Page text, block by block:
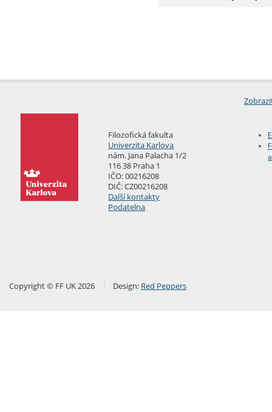
Filozofická fakulta
Univerzita Karlova
nám. Jana Palacha 1/2
116 38 Praha 1
IČO: 00216208
DIČ: CZ00216208
Další kontakty
Podatelna
Copyright © FF UK 2026 Design: Red Peppers